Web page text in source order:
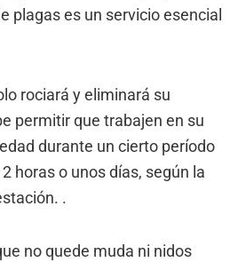
plagas es un servicio esencial
rociará y eliminará su
permitir que trabajen en su
durante un cierto período
horas o unos días, según la
.
no quede muda ni nidos